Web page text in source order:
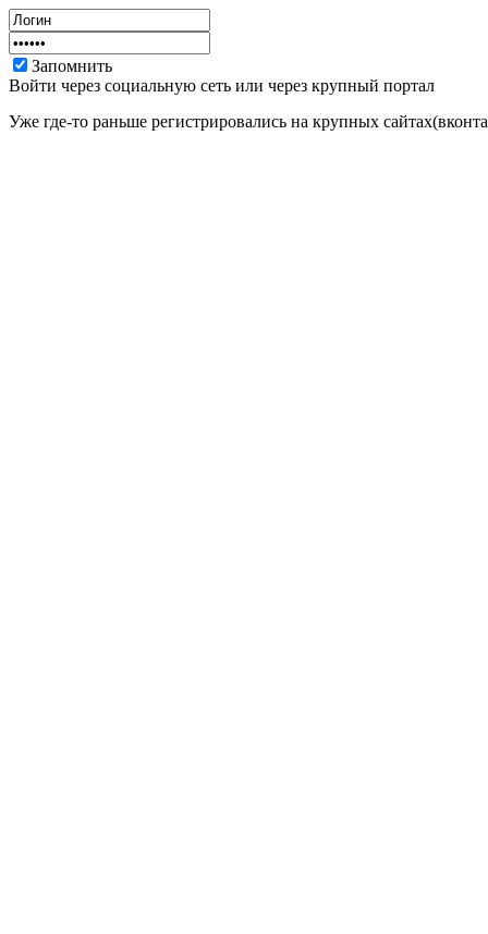
Запомнить
Войти через социальную сеть или через крупный портал
Уже где-то раньше регистрировались на крупных